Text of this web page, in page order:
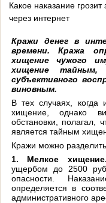
Какое наказание грозит
через интернет
Кражи денег в
времени. Кража
хищение чужого
хищение тайным,
субъективного
виновным.
В тех случаях, когда
хищение, однако
обстановки, полагал,
является тайным
Кражи можно
1. Мелкое
ущербом до 2500
опасности.
определяется в
административного